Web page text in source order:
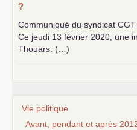
?
Communiqué du syndicat CGT
Ce jeudi 13 février 2020, une
Thouars. (…)
Vie politique
Avant, pendant et après